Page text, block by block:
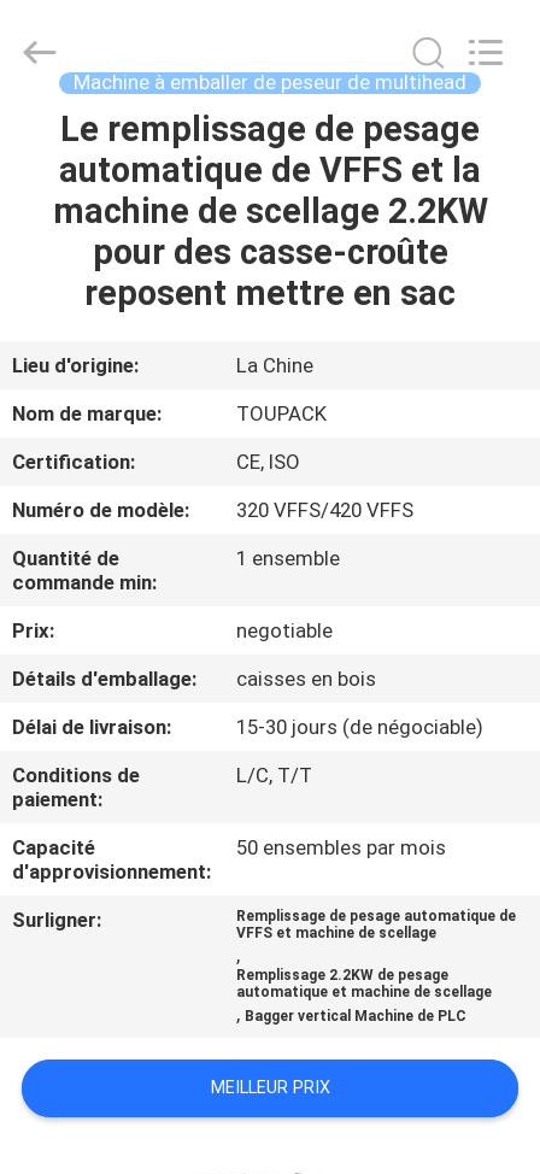
MAISON
PRODUITS
PROPOS
DE
NOUS
VISITE
D'USINE
CONTRÔLE
DE
QUALITÉ
CONTACTEZ-
NOUS
NOUVELLES
UN DEVIS
EQUIPMENT
Machine à emballer de peseur de multihead
Le remplissage de pesage
automatique de VFFS et la
machine de scellage 2.2KW
pour des casse-croûte
reposent mettre en sac
Lieu d'origine:
La Chine
Nom de marque:
TOUPACK
Certification:
CE, ISO
Numéro de modèle:
320 VFFS/420 VFFS
Quantité de
commande min:
1 ensemble
Prix:
negotiable
Détails d'emballage:
caisses en bois
Délai de livraison:
15-30 jours (de négociable)
Conditions de
paiement:
L/C, T/T
Capacité
d'approvisionnement:
50 ensembles par mois
Surligner:
Remplissage de pesage automatique de
VFFS et machine de scellage
,
Remplissage 2.2KW de pesage
automatique et machine de scellage
, Bagger vertical Machine de PLC
MEILLEUR PRIX